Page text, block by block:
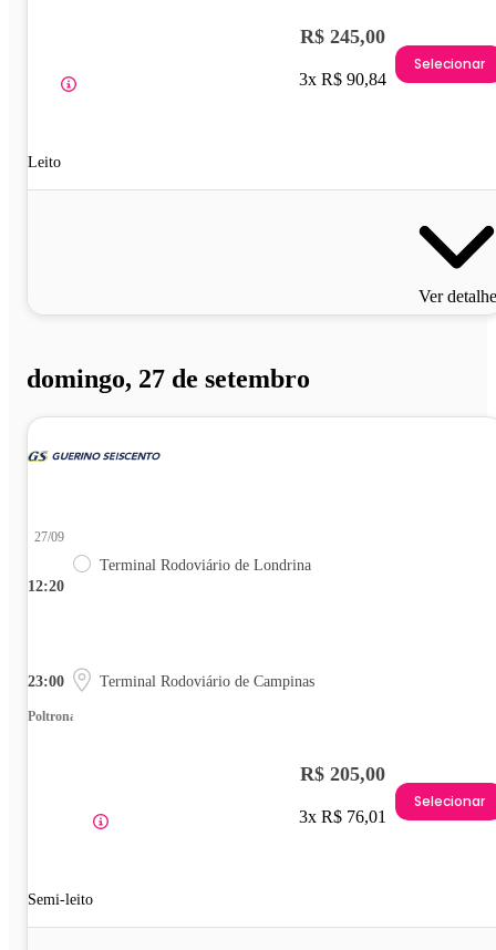
Leito
R$ 245,00
3x R$ 90,84
Selecionar
Ver
domingo, 27 de setembro
12:20
27/09
Terminal Rodoviário de Londrina
23:00 Terminal Rodoviário de Campinas
Poltrona
Semi-leito
R$ 205,00
3x R$ 76,01
Selecionar